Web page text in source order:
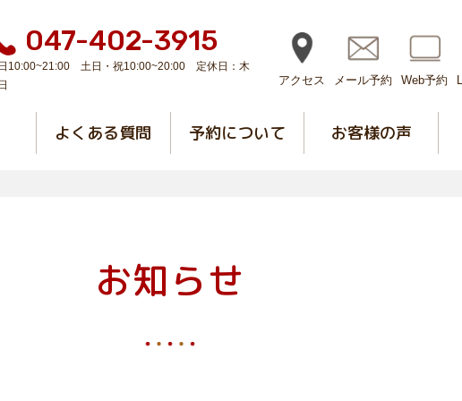
047-402-3915
10:00~21:00 土日・祝10:00~20:00 定休日：木
アクセス メール予約 Web予約
よくある質問 予約について お客様の声
お知らせ